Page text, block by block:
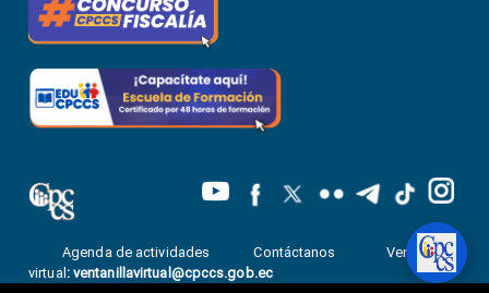
Agenda de actividades Contáctanos
Ventanilla
virtual : ventanillavirtual@cpccs.gob.ec